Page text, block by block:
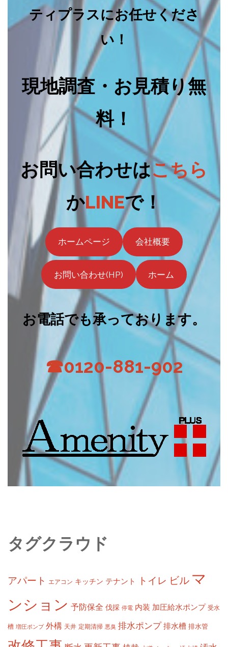
ティプラスにお任せくださ
い！
現地調査・お見積り無
料！
お問い合わせはこちら
かLINEで！
ホームページ 会社概要
お問い合わせ(HP) ホーム
お電話でも承っております。
☎0120-881-902
タグクラウド
アパート エアコン キッチン テナント トイレ ビル マ
ンション 予防保全 伐採 停電 内装 加圧給水ポンプ 受水
槽 増圧ポンプ 外構 天井 定期清掃 悪臭 排水ポンプ 排水槽 排水管